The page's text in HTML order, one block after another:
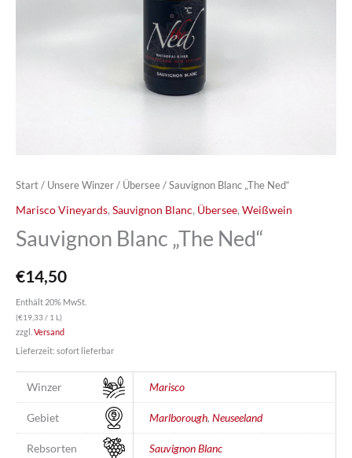
Start / Unsere Winzer / Übersee / Sauvignon Blanc „The Ned“
Marisco Vineyards, Sauvignon Blanc, Übersee, Weißwein
Sauvignon Blanc „The Ned“
€14,50
Enthält 20% MwSt.
(€19,33/ 1 L)
zzgl. Versand
Lieferzeit: sofort lieferbar
Winzer Marisco
Gebiet Marlborough, Neuseeland
Rebsorten Sauvignon Blanc